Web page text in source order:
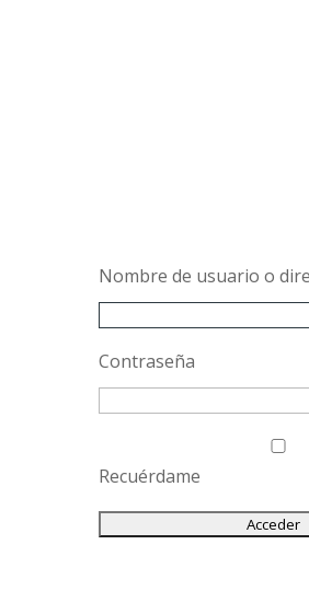
Nombre de usuario o
Contraseña
Recuérdame